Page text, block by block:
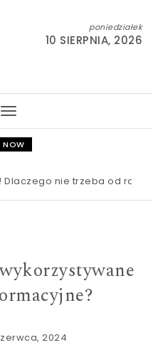
poniedziałek
10 SIERPNIA, 2026
Toggle
navigation
NOW
nie trzeba od razu
2024